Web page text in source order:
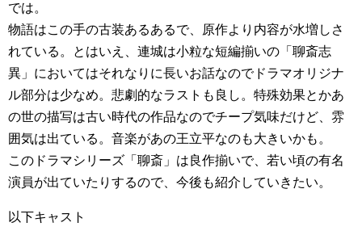
では。
物語はこの手の古装あるあるで、原作より内容が水増しさ
れている。とはいえ、連城は小粒な短編揃いの「聊斎志
異」においてはそれなりに長いお話なのでドラマオリジナ
ル部分は少なめ。悲劇的なラストも良し。特殊効果とかあ
の世の描写は古い時代の作品なのでチープ気味だけど、雰
囲気は出ている。音楽があの王立平なのも大きいかも。
このドラマシリーズ「聊斎」は良作揃いで、若い頃の有名
演員が出ていたりするので、今後も紹介していきたい。
以下キャスト